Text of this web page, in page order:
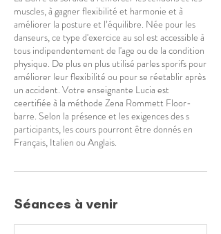
muscles, à gagner flexibilité et harmonie et à
améliorer la posture et l’équilibre. Née pour les
danseurs, ce type d'exercice au sol est accessible à
tous indipendentement de l'age ou de la condition
physique. De plus en plus utilisé parles sporifs pour
améliorer leur flexibilité ou pour se réetablir après
un accident. Votre enseignante Lucia est
ceertifiée à la méthode Zena Rommett Floor-
barre. Selon la présence et les exigences des s
participants, les cours pourront être donnés en
Français, Italien ou Anglais.
Séances à venir